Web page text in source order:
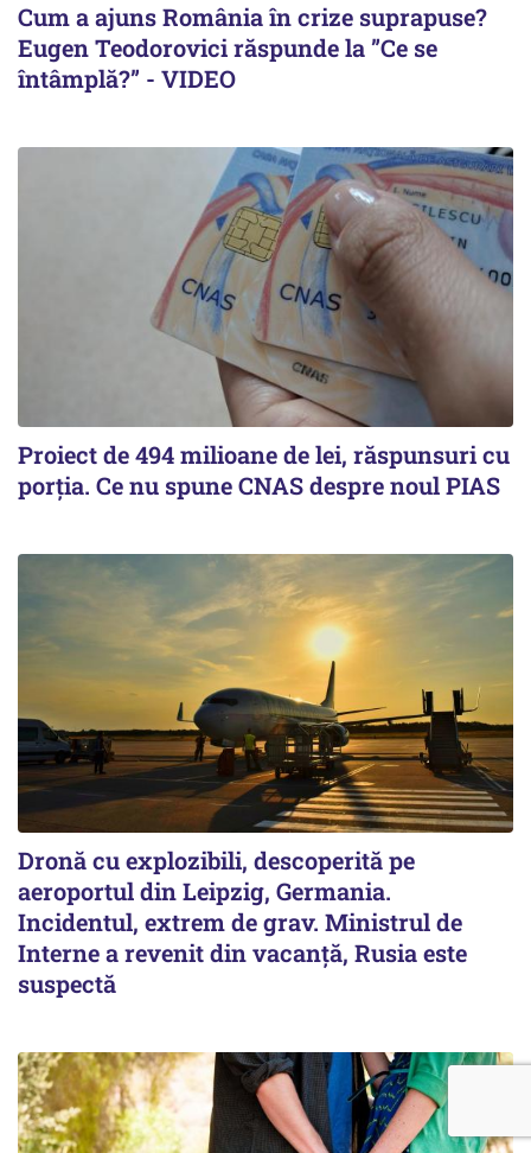
Cum a ajuns România în crize suprapuse?
Eugen Teodorovici răspunde la ”Ce se
întâmplă?” - VIDEO
Proiect de 494 milioane de lei, răspunsuri cu
porția. Ce nu spune CNAS despre noul PIAS
Dronă cu explozibili, descoperită pe
aeroportul din Leipzig, Germania.
Incidentul, extrem de grav. Ministrul de
Interne a revenit din vacanță, Rusia este
suspectă